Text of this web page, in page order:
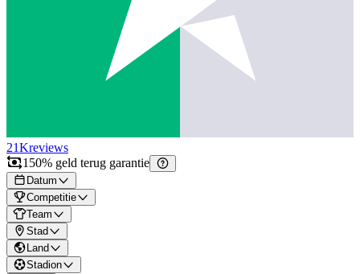
21Kreviews
150% geld terug garantie
Datum
Competitie
Team
Stad
Land
Stadion